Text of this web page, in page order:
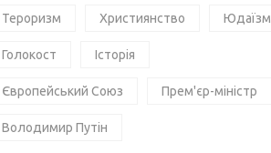
Тероризм Християнство Юдаїзм
Голокост Історія
Європейський Союз Прем'єр-міністр
Володимир Путін